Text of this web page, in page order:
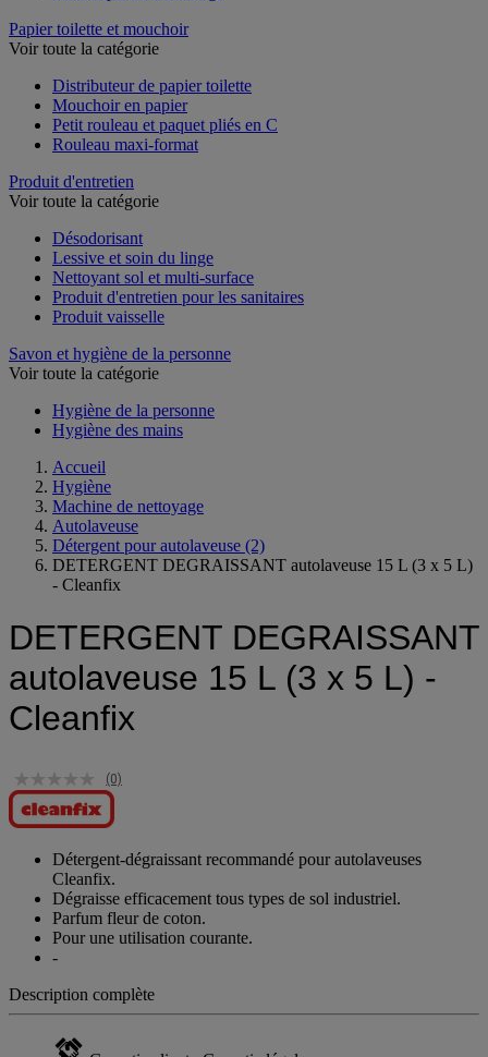
Papier toilette et mouchoir
Distributeur de papier toilette
Mouchoir en papier
Petit rouleau et paquet pliés en C
Produit d'entretien
Désodorisant
Lessive et soin du linge
Nettoyant sol et multi-surface
Produit d'entretien pour les sanitaires
Savon et hygiène de la personne
Hygiène de la personne
Accueil
Hygiène
Machine de nettoyage
Autolaveuse
Détergent pour autolaveuse (2)
DETERGENT DEGRAISSANT autolaveuse 15 L (3 x 5 L)
DETERGENT DEGRAISSANT
autolaveuse 15 L (3 x 5 L) -
Cleanfix
(0)
Détergent-dégraissant recommandé pour autolaveuses
Cleanfix.
Dégraisse efficacement tous types de sol industriel.
Parfum fleur de coton.
Pour une utilisation courante.
Description complète